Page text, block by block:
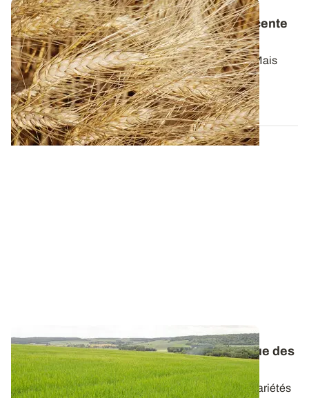
Du blé dur aux pâtes : une histoire très récente
en France
Les pâtes, c’est simplement du blé dur et de l’eau. Mais
connaissez-vous vraiment l...
07 JUILL. 2026
Orges d’hiver et de printemps : le catalogue des
variétés réactualisé
Retrouvez les caractéristiques de l’ensemble des variétés